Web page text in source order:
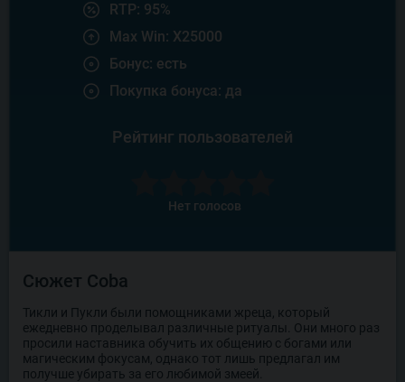
RTP: 95%
Max Win: X25000
Бонус: есть
Покупка бонуса: да
Рейтинг пользователей
Нет голосов
Сюжет Coba
Тикли и Пукли были помощниками жреца, который
ежедневно проделывал различные ритуалы. Они много раз
просили наставника обучить их общению с богами или
магическим фокусам, однако тот лишь предлагал им
получше убирать за его любимой змеей.